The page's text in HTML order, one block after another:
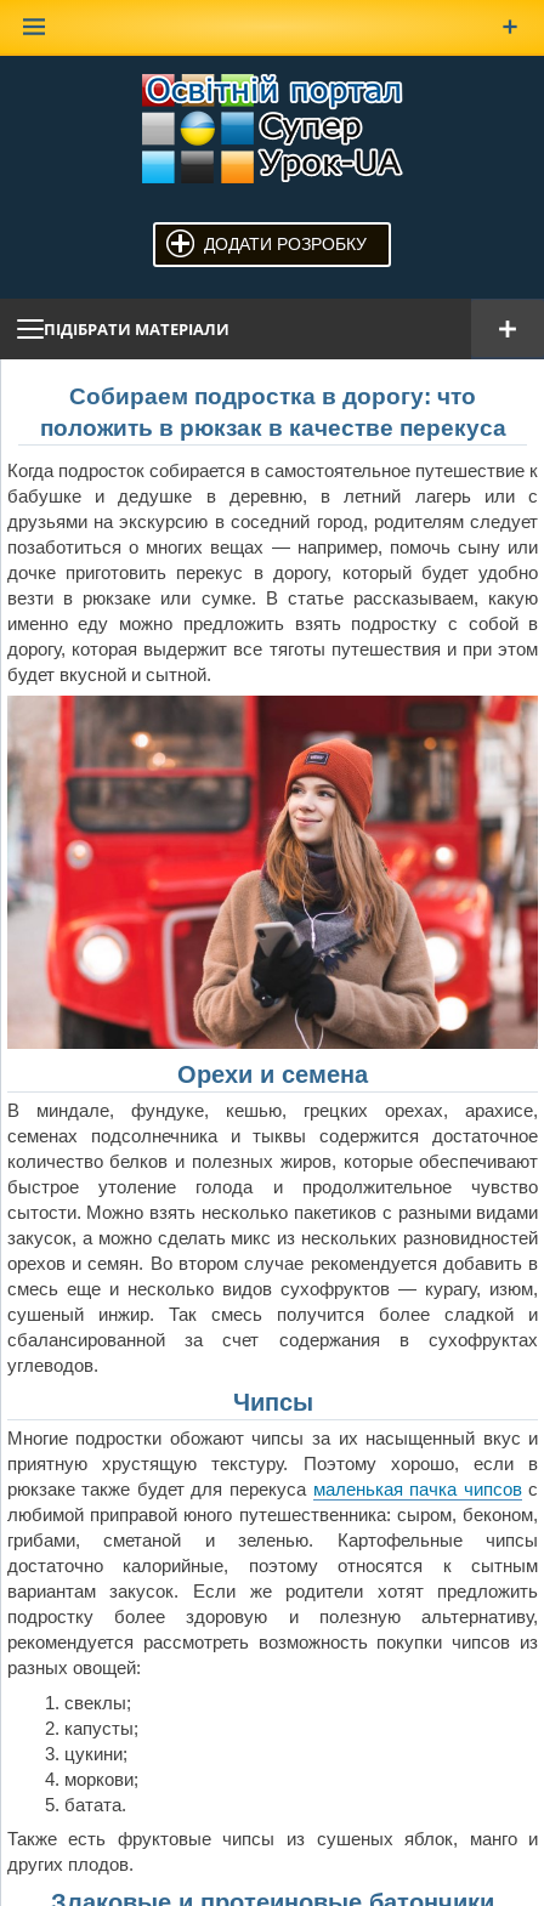
ДОДАТИ РОЗРОБКУ
ПІДІБРАТИ МАТЕРІАЛИ
Собираем подростка в дорогу: что
положить в рюкзак в качестве перекуса
Когда подросток собирается в самостоятельное путешествие к
бабушке и дедушке в деревню, в летний лагерь или с
друзьями на экскурсию в соседний город, родителям следует
позаботиться о многих вещах — например, помочь сыну или
дочке приготовить перекус в дорогу, который будет удобно
везти в рюкзаке или сумке. В статье рассказываем, какую
именно еду можно предложить взять подростку с собой в
дорогу, которая выдержит все тяготы путешествия и при этом
будет вкусной и сытной.
Орехи и семена
В миндале, фундуке, кешью, грецких орехах, арахисе,
семенах подсолнечника и тыквы содержится достаточное
количество белков и полезных жиров, которые обеспечивают
быстрое утоление голода и продолжительное чувство
сытости. Можно взять несколько пакетиков с разными видами
закусок, а можно сделать микс из нескольких разновидностей
орехов и семян. Во втором случае рекомендуется добавить в
смесь еще и несколько видов сухофруктов — курагу, изюм,
сушеный инжир. Так смесь получится более сладкой и
сбалансированной за счет содержания в сухофруктах
углеводов.
Чипсы
Многие подростки обожают чипсы за их насыщенный вкус и
приятную хрустящую текстуру. Поэтому хорошо, если в
рюкзаке также будет для перекуса маленькая пачка чипсовс
любимой приправой юного путешественника: сыром, беконом,
грибами, сметаной и зеленью. Картофельные чипсы
достаточно калорийные, поэтому относятся к сытным
вариантам закусок. Если же родители хотят предложить
подростку более здоровую и полезную альтернативу,
рекомендуется рассмотреть возможность покупки чипсов из
разных овощей:
свеклы;
капусты;
цукини;
моркови;
батата.
Также есть фруктовые чипсы из сушеных яблок, манго и
других плодов.